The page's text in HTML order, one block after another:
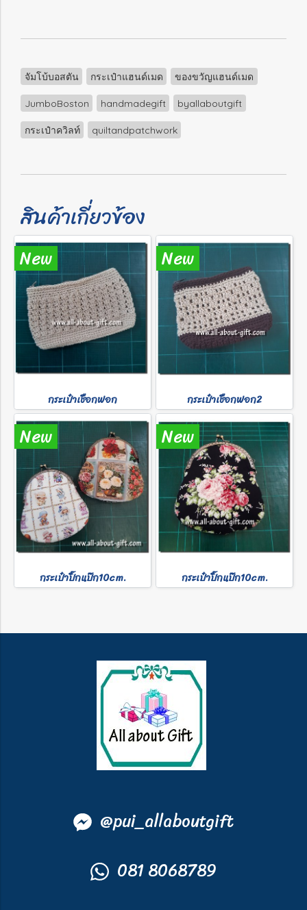
จัมโบ้บอสตัน กระเป๋าแฮนด์เมด ของขวัญแฮนด์เมด
JumboBoston handmadegift byallaboutgift
กระเป๋าควิลท์ quiltandpatchwork
สินค้าเกี่ยวข้อง
New
กระเป๋าเชือกฟอก
New
กระเป๋าเชือกฟอก2
New
กระเป๋าปิ๊กแป๊ก10cm.
New
กระเป๋าปิ๊กแป๊ก10cm.
@pui_allaboutgift
081 8068789